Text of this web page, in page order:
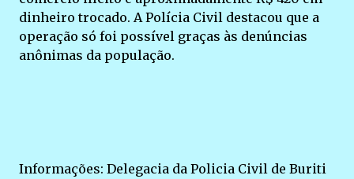
dinheiro trocado. A Polícia Civil destacou que a
operação só foi possível graças às denúncias
anônimas da população.
Informações: Delegacia da Policia Civil de Buriti